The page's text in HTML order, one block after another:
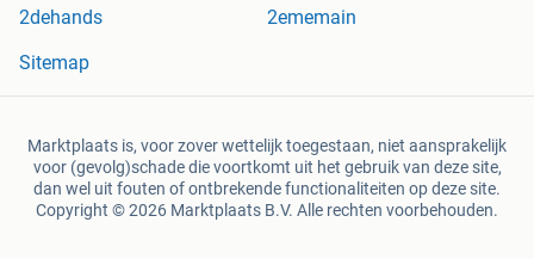
2dehands
2ememain
Sitemap
Marktplaats is, voor zover wettelijk toegestaan, niet aansprakelijk
voor (gevolg)schade die voortkomt uit het gebruik van deze site,
dan wel uit fouten of ontbrekende functionaliteiten op deze site.
Copyright © 2026 Marktplaats B.V. Alle rechten voorbehouden.